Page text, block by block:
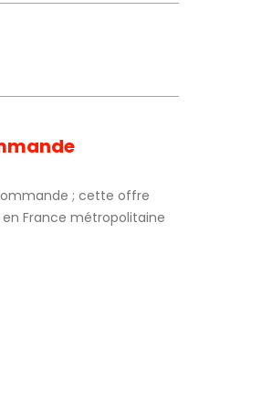
; cette offre
France métropolitaine